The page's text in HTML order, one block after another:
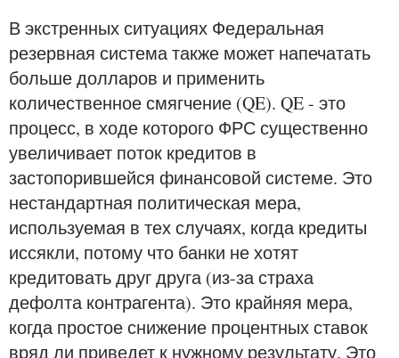
В экстренных ситуациях Федеральная
резервная система также может напечатать
больше долларов и применить
количественное смягчение (QE). QE - это
процесс, в ходе которого ФРС существенно
увеличивает поток кредитов в
застопорившейся финансовой системе. Это
нестандартная политическая мера,
используемая в тех случаях, когда кредиты
иссякли, потому что банки не хотят
кредитовать друг друга (из-за страха
дефолта контрагента). Это крайняя мера,
когда простое снижение процентных ставок
вряд ли приведет к нужному результату. Это